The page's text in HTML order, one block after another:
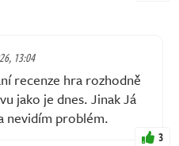
13:04
recenze hra rozhodně
jako je dnes. Jinak Já
nevidím problém.
3